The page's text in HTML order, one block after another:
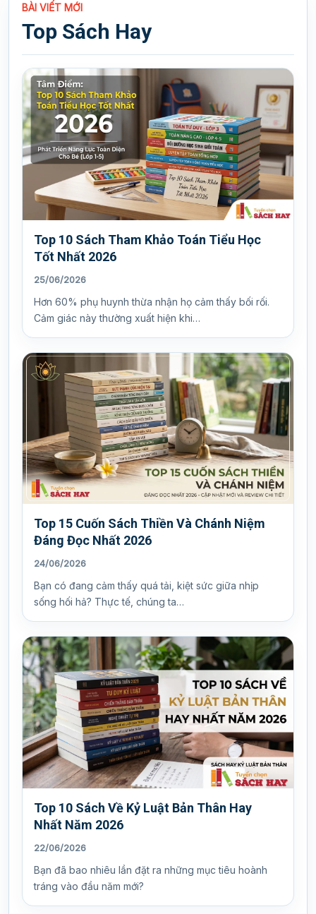
BÀI VIẾT MỚI
Top Sách Hay
Top 10 Sách Tham Khảo Toán Tiểu Học
Tốt Nhất 2026
25/06/2026
Hơn 60% phụ huynh thừa nhận họ cảm thấy bối rối.
Cảm giác này thường xuất hiện khi…
Top 15 Cuốn Sách Thiền Và Chánh Niệm
Đáng Đọc Nhất 2026
24/06/2026
Bạn có đang cảm thấy quá tải, kiệt sức giữa nhịp
sống hối hả? Thực tế, chúng ta…
Top 10 Sách Về Kỷ Luật Bản Thân Hay
Nhất Năm 2026
22/06/2026
Bạn đã bao nhiêu lần đặt ra những mục tiêu hoành
tráng vào đầu năm mới?